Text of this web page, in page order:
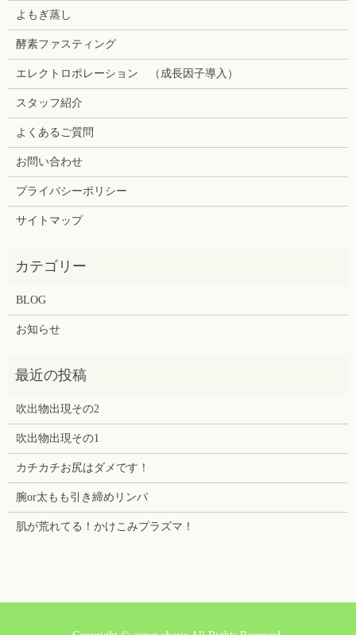
よもぎ蒸し
酵素ファスティング
エレクトロポレーション （成長因子導入）
スタッフ紹介
よくあるご質問
お問い合わせ
プライバシーポリシー
サイトマップ
BLOG
お知らせ
吹出物出現その2
吹出物出現その1
カチカチお尻はダメです！
腕or太もも引き締めリンパ
肌が荒れてる！かけこみプラズマ！